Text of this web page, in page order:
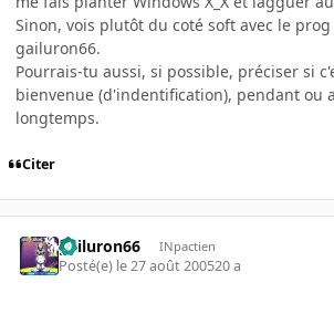
Sinon, vois plutôt du coté soft avec le
gailuron66.
Pourrais-tu aussi, si possible, préciser si
bienvenue (d'indentification), pendant ou
longtemps.
Citer
gailuron66 INpactien
Posté(e) le 27 août 200520 a